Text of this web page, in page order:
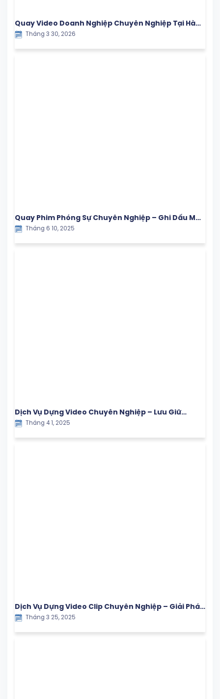
Quay Video Doanh Nghiệp Chuyên Nghiệp Tại Hà
Nội
Tháng 3 30, 2026
Quay Phim Phóng Sự Chuyên Nghiệp – Ghi Dấu Mọi
Khoảnh Khắc Giá Trị
Tháng 6 10, 2025
Dịch Vụ Dựng Video Chuyên Nghiệp – Lưu Giữ
Khoảnh Khắc Ý Nghĩa Cùng Con Yêu
Tháng 4 1, 2025
Dịch Vụ Dựng Video Clip Chuyên Nghiệp – Giải Pháp
Hiệu Quả Cho Doanh Nghiệp
Tháng 3 25, 2025